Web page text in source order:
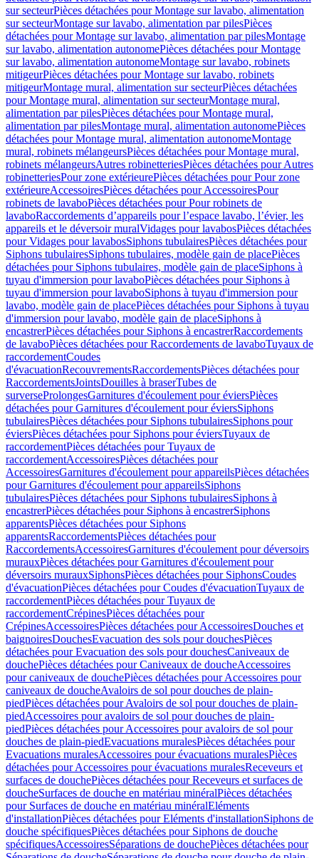
sur secteurPièces détachées pour Montage sur lavabo, alimentation
sur secteurMontage sur lavabo, alimentation par pilesPièces
détachées pour Montage sur lavabo, alimentation par pilesMontage
sur lavabo, alimentation autonomePièces détachées pour Montage
sur lavabo, alimentation autonomeMontage sur lavabo, robinets
mitigeurPièces détachées pour Montage sur lavabo, robinets
mitigeurMontage mural, alimentation sur secteurPièces détachées
pour Montage mural, alimentation sur secteurMontage mural,
alimentation par pilesPièces détachées pour Montage mural,
alimentation par pilesMontage mural, alimentation autonomePièces
détachées pour Montage mural, alimentation autonomeMontage
mural, robinets mélangeursPièces détachées pour Montage mural,
robinets mélangeursAutres robinetteriesPièces détachées pour Autres
robinetteriesPour zone extérieurePièces détachées pour Pour zone
extérieureAccessoiresPièces détachées pour AccessoiresPour
robinets de lavaboPièces détachées pour Pour robinets de
lavaboRaccordements d’appareils pour l’espace lavabo, l’évier, les
appareils et le déversoir muralVidages pour lavabosPièces détachées
pour Vidages pour lavabosSiphons tubulairesPièces détachées pour
Siphons tubulairesSiphons tubulaires, modèle gain de placePièces
détachées pour Siphons tubulaires, modèle gain de placeSiphons à
tuyau d'immersion pour lavaboPièces détachées pour Siphons à
tuyau d'immersion pour lavaboSiphons à tuyau d'immersion pour
lavabo, modèle gain de placePièces détachées pour Siphons à tuyau
d'immersion pour lavabo, modèle gain de placeSiphons à
encastrerPièces détachées pour Siphons à encastrerRaccordements
de lavaboPièces détachées pour Raccordements de lavaboTuyaux de
raccordementCoudes
d'évacuationRecouvrementsRaccordementsPièces détachées pour
RaccordementsJointsDouilles à braserTubes de
surverseProlongesGarnitures d'écoulement pour éviersPièces
détachées pour Garnitures d'écoulement pour éviersSiphons
tubulairesPièces détachées pour Siphons tubulairesSiphons pour
éviersPièces détachées pour Siphons pour éviersTuyaux de
raccordementPièces détachées pour Tuyaux de
raccordementAccessoiresPièces détachées pour
AccessoiresGarnitures d'écoulement pour appareilsPièces détachées
pour Garnitures d'écoulement pour appareilsSiphons
tubulairesPièces détachées pour Siphons tubulairesSiphons à
encastrerPièces détachées pour Siphons à encastrerSiphons
apparentsPièces détachées pour Siphons
apparentsRaccordementsPièces détachées pour
RaccordementsAccessoiresGarnitures d'écoulement pour déversoirs
murauxPièces détachées pour Garnitures d'écoulement pour
déversoirs murauxSiphonsPièces détachées pour SiphonsCoudes
d'évacuationPièces détachées pour Coudes d'évacuationTuyaux de
raccordementPièces détachées pour Tuyaux de
raccordementCrépinesPièces détachées pour
CrépinesAccessoiresPièces détachées pour AccessoiresDouches et
baignoiresDouchesEvacuation des sols pour douchesPièces
détachées pour Evacuation des sols pour douchesCaniveaux de
douchePièces détachées pour Caniveaux de doucheAccessoires
pour caniveaux de douchePièces détachées pour Accessoires pour
caniveaux de doucheAvaloirs de sol pour douches de plain-
piedPièces détachées pour Avaloirs de sol pour douches de plain-
piedAccessoires pour avaloirs de sol pour douches de plain-
piedPièces détachées pour Accessoires pour avaloirs de sol pour
douches de plain-piedEvacuations muralesPièces détachées pour
Evacuations muralesAccessoires pour évacuations muralesPièces
détachées pour Accessoires pour évacuations muralesReceveurs et
surfaces de douchePièces détachées pour Receveurs et surfaces de
doucheSurfaces de douche en matériau minéralPièces détachées
pour Surfaces de douche en matériau minéralEléments
d'installationPièces détachées pour Eléments d'installationSiphons de
douche spécifiquesPièces détachées pour Siphons de douche
spécifiquesAccessoiresSéparations de douchePièces détachées pour